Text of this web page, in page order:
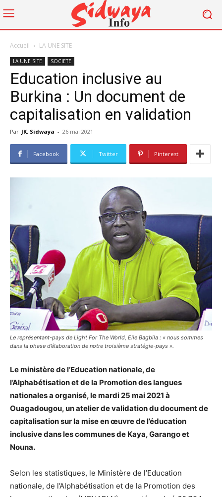
Accueil LA UNE SITE
LA UNE SITE SOCIETE
Education inclusive au
Burkina : Un document de
capitalisation en validation
Par JK. Sidwaya - 26 mai 2021
Facebook Twitter Pinterest
Le représentant-pays de Light For The World, Elie Bagbila : « nous sommes
dans la phase d’élaboration de notre troisième stratégie-pays ».
Le ministère de l’Education nationale, de
l’Alphabétisation et de la Promotion des langues
nationales a organisé, le mardi 25 mai 2021 à
Ouagadougou, un atelier de validation du document de
capitalisation sur la mise en œuvre de l’éducation
inclusive dans les communes de Kaya, Garango et
Nouna.
Selon les statistiques, le Ministère de l’Education
nationale, de l’Alphabétisation et de la Promotion des